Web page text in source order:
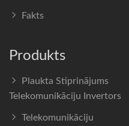
Fakts
Produkts
Plaukta Stiprinājums
Telekomunikāciju Invertors
Telekomunikāciju